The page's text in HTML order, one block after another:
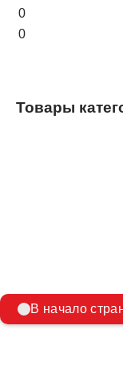
0
0
Товары
В начало